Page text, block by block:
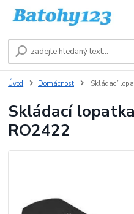
Úvod Domácnost Skládací
Skládací
RO2422